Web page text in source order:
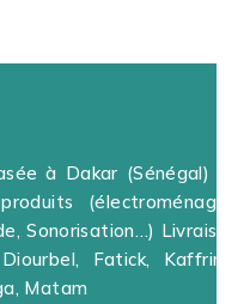
à Dakar (Sénégal) et
(électroménager,
Sonorisation…) Livraison
Fatick, Kaffrine,
Matam